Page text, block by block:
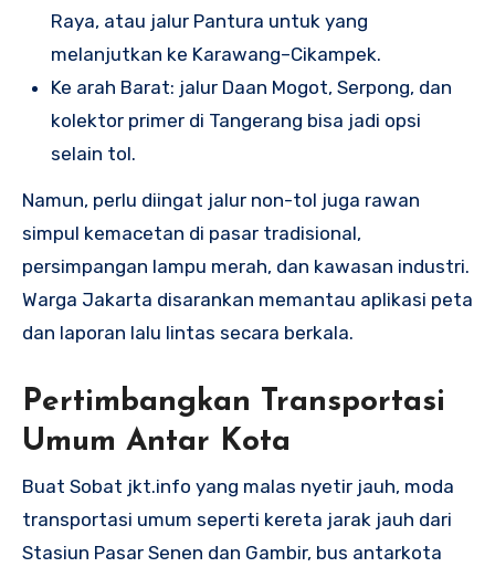
Raya, atau jalur Pantura untuk yang
melanjutkan ke Karawang–Cikampek.
Ke arah Barat: jalur Daan Mogot, Serpong, dan
kolektor primer di Tangerang bisa jadi opsi
selain tol.
Namun, perlu diingat jalur non-tol juga rawan
simpul kemacetan di pasar tradisional,
persimpangan lampu merah, dan kawasan industri.
Warga Jakarta disarankan memantau aplikasi peta
dan laporan lalu lintas secara berkala.
Pertimbangkan Transportasi
Umum Antar Kota
Buat Sobat jkt.info yang malas nyetir jauh, moda
transportasi umum seperti kereta jarak jauh dari
Stasiun Pasar Senen dan Gambir, bus antarkota